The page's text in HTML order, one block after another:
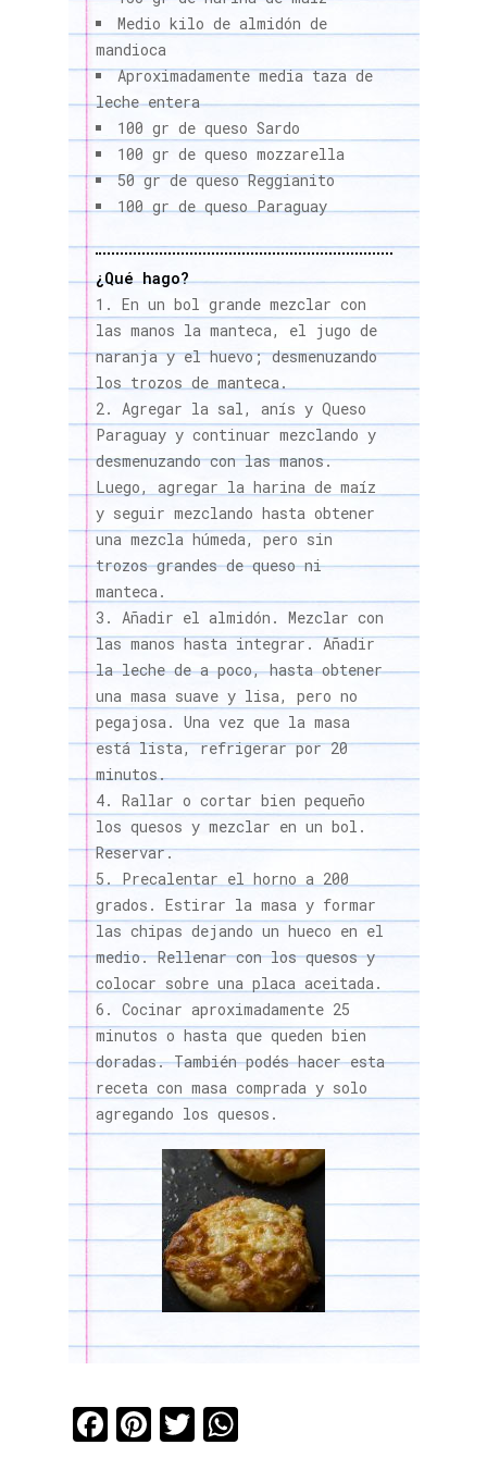
Medio kilo de almidón de
mandioca
Aproximadamente media taza de
leche entera
100 gr de queso Sardo
100 gr de queso mozzarella
50 gr de queso Reggianito
100 gr de queso Paraguay
¿Qué hago?
En un bol grande mezclar con
las manos la manteca, el jugo de
naranja y el huevo; desmenuzando
los trozos de manteca.
Agregar la sal, anís y Queso
Paraguay y continuar mezclando y
desmenuzando con las manos.
Luego, agregar la harina de maíz
y seguir mezclando hasta obtener
una mezcla húmeda, pero sin
trozos grandes de queso ni
manteca.
Añadir el almidón. Mezclar con
las manos hasta integrar. Añadir
la leche de a poco, hasta obtener
una masa suave y lisa, pero no
pegajosa. Una vez que la masa
está lista, refrigerar por 20
minutos.
Rallar o cortar bien pequeño
los quesos y mezclar en un bol.
Reservar.
Precalentar el horno a 200
grados. Estirar la masa y formar
las chipas dejando un hueco en el
medio. Rellenar con los quesos y
colocar sobre una placa aceitada.
Cocinar aproximadamente 25
minutos o hasta que queden bien
doradas. También podés hacer esta
receta con masa comprada y solo
agregando los quesos.
Facebook
Pinterest
Twitter
WhatsApp